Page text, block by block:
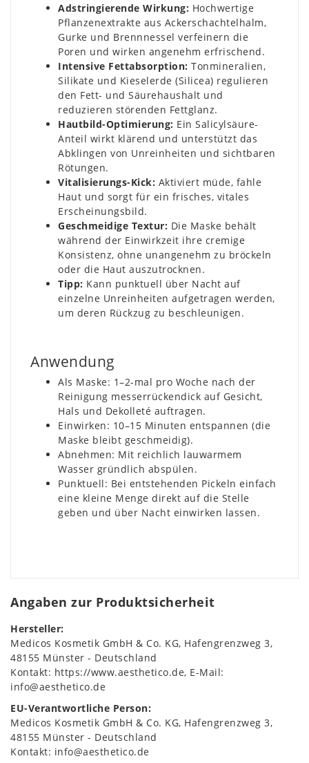
Adstringierende Wirkung: Hochwertige
Pflanzenextrakte aus Ackerschachtelhalm,
Gurke und Brennnessel verfeinern die
Poren und wirken angenehm erfrischend.
Intensive Fettabsorption: Tonmineralien,
Silikate und Kieselerde (Silicea) regulieren
den Fett- und Säurehaushalt und
reduzieren störenden Fettglanz.
Hautbild-Optimierung: Ein Salicylsäure-
Anteil wirkt klärend und unterstützt das
Abklingen von Unreinheiten und sichtbaren
Rötungen.
Vitalisierungs-Kick: Aktiviert müde, fahle
Haut und sorgt für ein frisches, vitales
Erscheinungsbild.
Geschmeidige Textur: Die Maske behält
während der Einwirkzeit ihre cremige
Konsistenz, ohne unangenehm zu bröckeln
oder die Haut auszutrocknen.
Tipp: Kann punktuell über Nacht auf
einzelne Unreinheiten aufgetragen werden,
um deren Rückzug zu beschleunigen.
Anwendung
Als Maske: 1–2-mal pro Woche nach der
Reinigung messerrückendick auf Gesicht,
Hals und Dekolleté auftragen.
Einwirken: 10–15 Minuten entspannen (die
Maske bleibt geschmeidig).
Abnehmen: Mit reichlich lauwarmem
Wasser gründlich abspülen.
Punktuell: Bei entstehenden Pickeln einfach
eine kleine Menge direkt auf die Stelle
geben und über Nacht einwirken lassen.
Angaben zur Produktsicherheit
Hersteller:
Medicos Kosmetik GmbH & Co. KG Hafengrenzweg 3
48155 Münster
Deutschland
Kontakt: https://www.aesthetico.de E-Mail:
info@aesthetico.de
EU-Verantwortliche Person:
Medicos Kosmetik GmbH & Co. KG Hafengrenzweg 3
48155 Münster
Deutschland
Kontakt: info@aesthetico.de